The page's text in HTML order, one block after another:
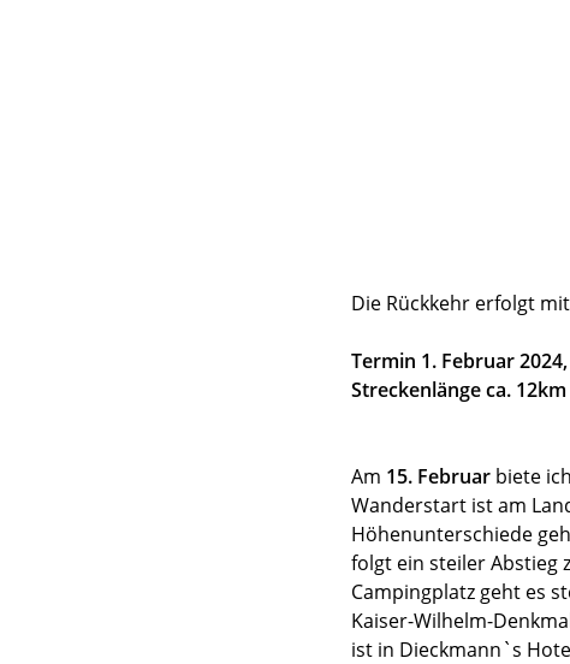
Die Rückkehr erfolgt
Termin 1. Februar
Streckenlänge ca. 12km
Am 15. Februar biete
Wanderstart ist am
Höhenunterschiede
folgt ein steiler Abstieg
Campingplatz geht es
Kaiser-Wilhelm-
ist in Dieckmann`s